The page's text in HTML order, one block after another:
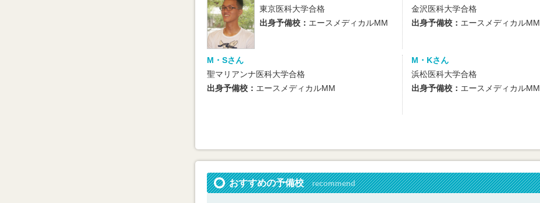
東京医科大学合格
出身予備校： エースメディカルMM
金沢医科大学合格
出身予備校： エースメディカルMM
M・Sさん
聖マリアンナ医科大学合格
出身予備校： エースメディカルMM
M・Kさん
浜松医科大学合格
出身予備校： エースメディカルMM
おすすめの予備校 recommend